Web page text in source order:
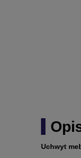
Uchwyt